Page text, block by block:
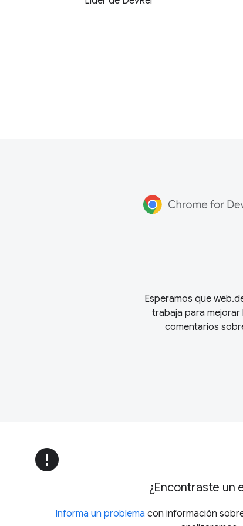
Esperamos que
trabaja para mejorar
comentarios
error
¿Encontraste un
Informa un problema con información